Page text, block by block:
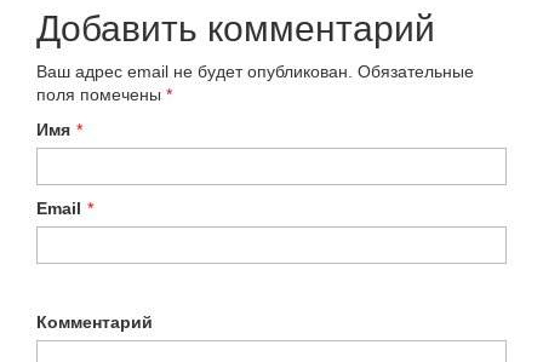
Добавить комментарий
Ваш адрес email не будет опубликован. Обязательные
поля помечены *
Имя *
Email *
Комментарий